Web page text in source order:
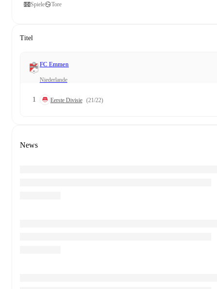
Spiele Tore
Titel
FC Emmen
Niederlande
1 Eerste Divisie (21/22)
News